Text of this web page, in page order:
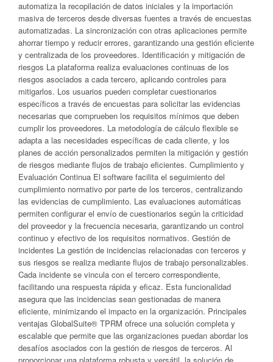
automatiza la recopilación de datos iniciales y la importación
masiva de terceros desde diversas fuentes a través de encuestas
automatizadas. La sincronización con otras aplicaciones permite
ahorrar tiempo y reducir errores, garantizando una gestión eficiente
y centralizada de los proveedores. Identificación y mitigación de
riesgos La plataforma realiza evaluaciones continuas de los
riesgos asociados a cada tercero, aplicando controles para
mitigarlos. Los usuarios pueden completar cuestionarios
específicos a través de encuestas para solicitar las evidencias
necesarias que comprueben los requisitos mínimos que deben
cumplir los proveedores. La metodología de cálculo flexible se
adapta a las necesidades específicas de cada cliente, y los
planes de acción personalizados permiten la mitigación y gestión
de riesgos mediante flujos de trabajo eficientes. Cumplimiento y
Evaluación Continua El software facilita el seguimiento del
cumplimiento normativo por parte de los terceros, centralizando
las evidencias de cumplimiento. Las evaluaciones automáticas
permiten configurar el envío de cuestionarios según la criticidad
del proveedor y la frecuencia necesaria, garantizando un control
continuo y efectivo de los requisitos normativos. Gestión de
incidentes La gestión de incidencias relacionadas con terceros y
sus riesgos se realiza mediante flujos de trabajo personalizables.
Cada incidente se vincula con el tercero correspondiente,
facilitando una respuesta rápida y eficaz. Esta funcionalidad
asegura que las incidencias sean gestionadas de manera
eficiente, minimizando el impacto en la organización. Principales
ventajas GlobalSuite® TPRM ofrece una solución completa y
escalable que permite que las organizaciones puedan abordar los
desafíos asociados con la gestión de riesgos de terceros. Al